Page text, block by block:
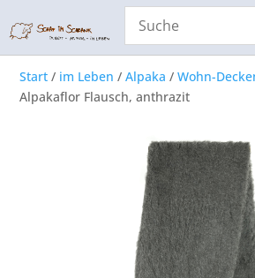
Start / im Leben /Alpaka /Wohn-
Alpakaflor Flausch, anthrazit